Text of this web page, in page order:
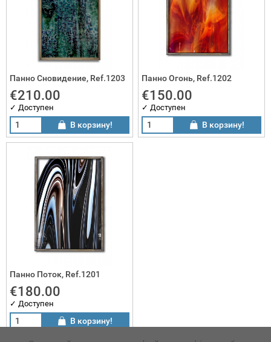
Панно Сновидение, Ref.1203
€210.00
✓ Доступен
В корзину!
Панно Огонь, Ref.1202
€150.00
✓ Доступен
В корзину!
Панно Поток, Ref.1201
€180.00
✓ Доступен
В корзину!